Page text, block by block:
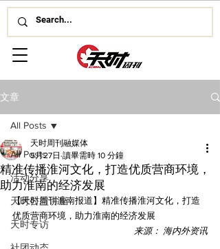
文章
All Posts
活动分享
天时公益讲座
天时专访
All Posts
精准传播淮河文化，打造优质营商环境，
助力淮南的经济发展
天时周刊融媒体
5月27日 讀畢需時 10 分鐘
【天时周刊淮南报道】精准传播淮河文化，打造
优质营商环境，助力淮南的经济发展
来源： 海内外资讯